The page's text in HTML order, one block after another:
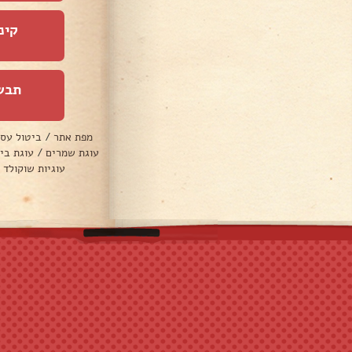
מפת אתר / ביטול
עוגת שמרים / עוגת
עוגיות